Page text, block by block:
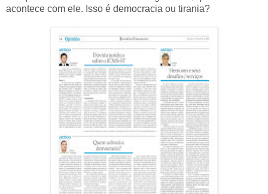
acontece com ele. Isso é democracia ou tirania?